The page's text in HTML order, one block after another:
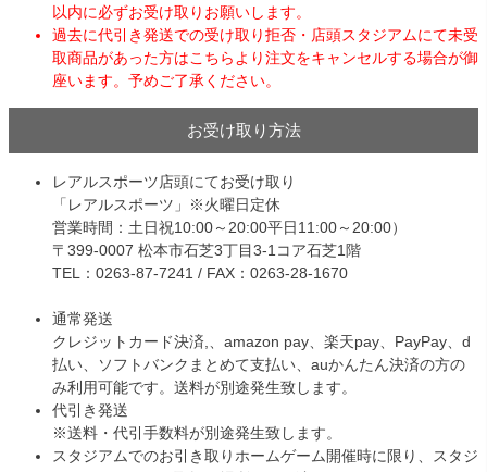
以内に必ずお受け取りお願いします。
過去に代引き発送での受け取り拒否・店頭スタジアムにて未受
取商品があった方はこちらより注文をキャンセルする場合が御
座います。予めご了承ください。
お受け取り方法
レアルスポーツ店頭にてお受け取り
「レアルスポーツ」※火曜日定休
営業時間：土日祝10:00～20:00平日11:00～20:00）
〒399-0007 松本市石芝3丁目3-1コア石芝1階
TEL：0263-87-7241 / FAX：0263-28-1670
通常発送
クレジットカード決済,、amazon pay、楽天pay、PayPay、d
払い、ソフトバンクまとめて支払い、auかんたん決済の方の
み利用可能です。送料が別途発生致します。
代引き発送
※送料・代引手数料が別途発生致します。
スタジアムでのお引き取りホームゲーム開催時に限り、スタジ